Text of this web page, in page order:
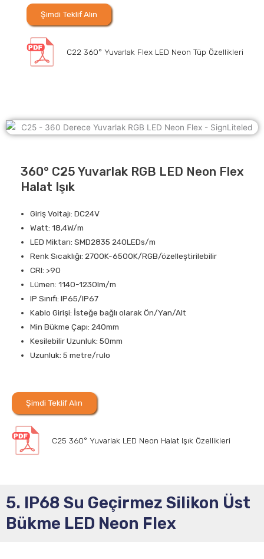
Şimdi Teklif Alın
C22 360° Yuvarlak Flex LED Neon Tüp Özellikleri
360° C25 Yuvarlak RGB LED Neon Flex
Halat Işık
Giriş Voltajı: DC24V
Watt: 18,4W/m
LED Miktarı: SMD2835 240LEDs/m
Renk Sıcaklığı: 2700K-6500K/RGB/özelleştirilebilir
CRI: >90
Lümen: 1140-1230lm/m
IP Sınıfı: IP65/IP67
Kablo Girişi: İsteğe bağlı olarak Ön/Yan/Alt
Min Bükme Çapı: 240mm
Kesilebilir Uzunluk: 50mm
Uzunluk: 5 metre/rulo
Şimdi Teklif Alın
C25 360° Yuvarlak LED Neon Halat Işık Özellikleri
5. IP68 Su Geçirmez Silikon Üst
Bükme LED Neon Flex